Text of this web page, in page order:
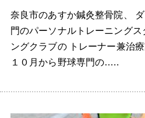
奈良市のあすか鍼灸整骨院、
門のパーソナルトレーニング
ングクラブの トレーナー兼治
１０月から野球専門の…..